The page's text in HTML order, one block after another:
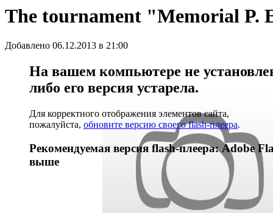
The tournament "Memorial P.
Добавлено 06.12.2013 в 21:00
На вашем компьютере не
либо его версия устарела.
Для корректного отображения элементов сайта,
пожалуйста, обновите версию своего flash-плеера.
Рекомендуемая версия flash-плеера: Adobe
выше